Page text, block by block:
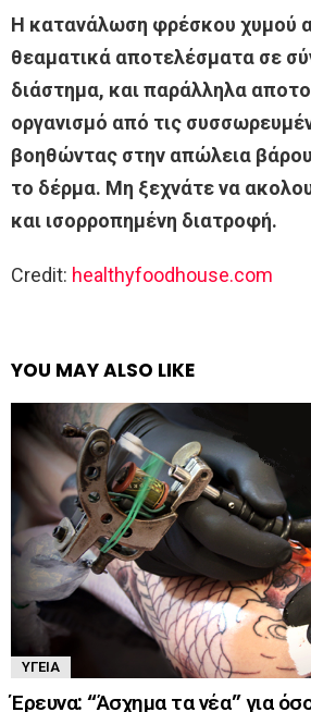
Η κατανάλωση φρέσκου χυμού
θεαματικά αποτελέσματα σε
διάστημα, και παράλληλα
οργανισμό από τις
βοηθώντας στην απώλεια
το δέρμα. Μη ξεχνάτε να
και ισορροπημένη διατροφή.
Credit: healthyfoodhouse.com
YOU MAY ALSO LIKE
ΥΓΕΊΑ
Έρευνα: “Άσχημα τα νέα” για